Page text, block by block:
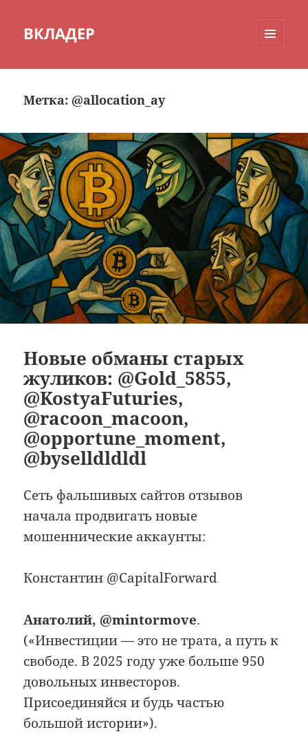
ВКЛАДЕР
Метка: @allocation_ay
Новые обманы старых
жуликов: @Gold_5855,
@KostyaFuturies,
@racoon_macoon,
@opportune_moment,
@byselldldldl
Сеть фальшивых сайтов отзывов
начала продвигать новые
мошеннические аккаунты:
Константин @CapitalForward
Анатолий, @mintormove.
(«Инвестиции — это не трата, а путь к
свободе. В 2025 году уже больше 950
довольных инвесторов.
Присоединяйся и будь частью
большой истории»).